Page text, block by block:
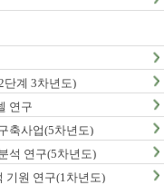
단계 3차년도)
연구
축사업(5차년도)
석 연구(5차년도)
기원 연구(1차년도)